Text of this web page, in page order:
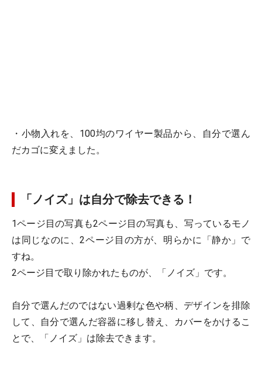
・小物入れを、100均のワイヤー製品から、自分で選ん
だカゴに変えました。
「ノイズ」は自分で除去できる！
1ページ目の写真も2ページ目の写真も、写っているモノ
は同じなのに、2ページ目の方が、明らかに「静か」で
すね。
2ページ目で取り除かれたものが、「ノイズ」です。
自分で選んだのではない過剰な色や柄、デザインを排除
して、自分で選んだ容器に移し替え、カバーをかけるこ
とで、「ノイズ」は除去できます。